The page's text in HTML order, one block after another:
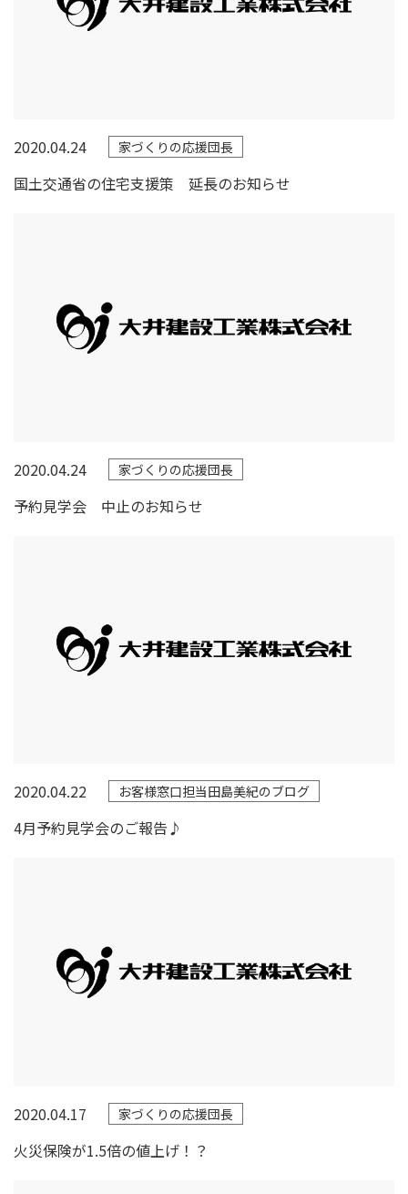
2020.04.24 家づくりの応援団長
国土交通省の住宅支援策 延長のお知らせ
2020.04.24 家づくりの応援団長
予約見学会 中止のお知らせ
2020.04.22 お客様窓口担当田島美紀のブログ
4月予約見学会のご報告♪
2020.04.17 家づくりの応援団長
火災保険が1.5倍の値上げ！？